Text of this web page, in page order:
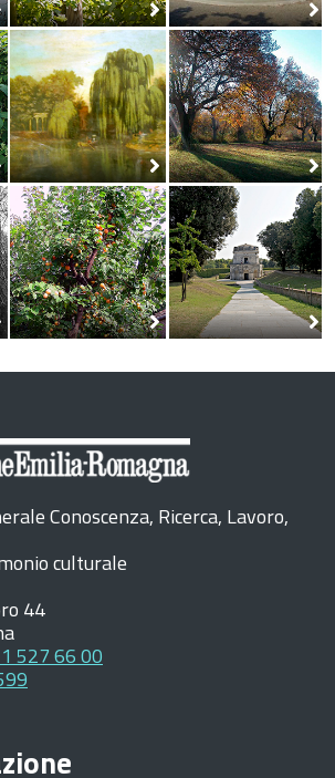
Conoscenza, Ricerca, Lavoro,
culturale
44
527 66 00